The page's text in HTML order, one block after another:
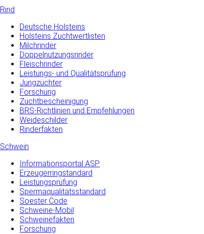
Rind
Deutsche Holsteins
Holsteins Zuchtwertlisten
Milchrinder
Doppelnutzungsrinder
Fleischrinder
Leistungs- und Qualitätsprüfung
Jungzüchter
Forschung
Zuchtbescheinigung
BRS-Richtlinien und Empfehlungen
Weideschilder
Rinderfakten
Schwein
Informationsportal ASP
Erzeugerringstandard
Leistungsprüfung
Spermaqualitätsstandard
Soester Code
Schweine-Mobil
Schweinefakten
Forschung